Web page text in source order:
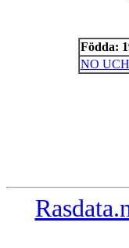
Födda:
NO